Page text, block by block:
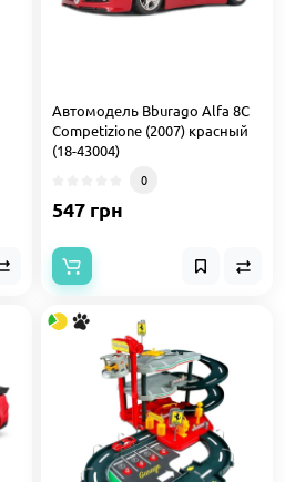
Автомодель Bburago Alfa 8C
Competizione (2007) красный
(18-43004)
0
547 грн